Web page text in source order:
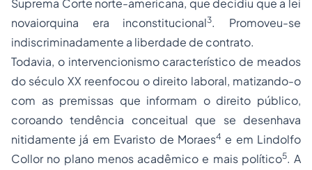
Suprema Corte norte-americana, que decidiu que a lei
novaiorquina era inconstitucional3. Promoveu-se
indiscriminadamente a liberdade de contrato.
Todavia, o intervencionismo característico de meados
do século XX reenfocou o direito laboral, matizando-o
com as premissas que informam o direito público,
coroando tendência conceitual que se desenhava
nitidamente já em Evaristo de Moraes4 e em Lindolfo
Collor no plano menos acadêmico e mais político5. A